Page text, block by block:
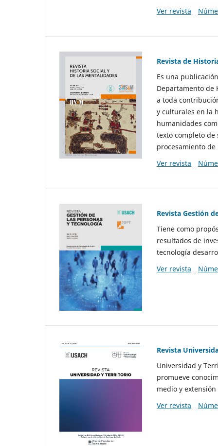
Ver revista
Revista de
Es una
Departamento de
a toda
y culturales en la
humanidades
texto completo de
procesamiento
Ver revista
Revista Gestión
Tiene como
resultados de
tecnología
Ver revista
Revista
Universidad y
promueve
medio y
Ver revista